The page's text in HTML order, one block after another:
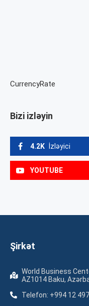
CurrencyRate
Bizi izləyin
4.2K İzləyici
YOUTUBE
Şirkət
World Business
AZ1014 Baku,
Telefon: +994 12